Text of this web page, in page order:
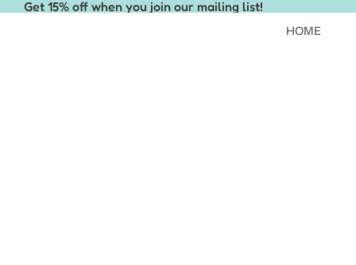
Get 15% off when you join our mailing list!
HOME